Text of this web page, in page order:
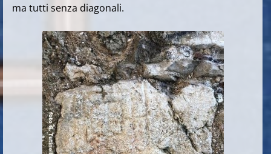
ma tutti senza diagonali.